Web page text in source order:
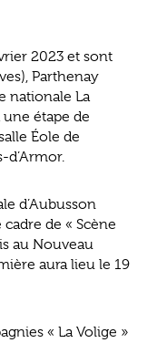
2023 et sont
Parthenay
nationale La
étape de
Éole de
d’Armor.
d’Aubusson
de « Scène
au Nouveau
aura lieu le 19
« La Volige »